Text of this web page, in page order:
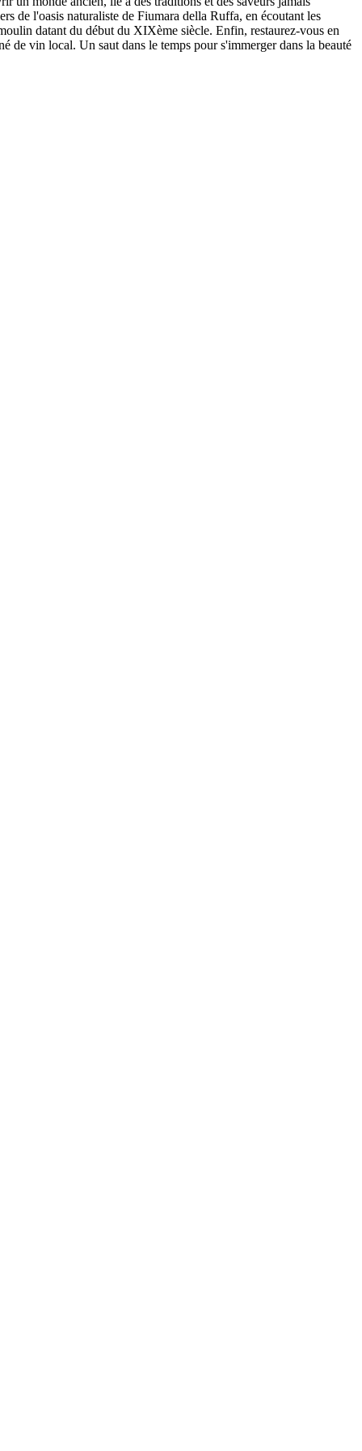
de l'oasis naturaliste de Fiumara della Ruffa, en écoutant les
datant du début du XIXème siècle. Enfin, restaurez-vous en
de vin local. Un saut dans le temps pour s'immerger dans la beauté